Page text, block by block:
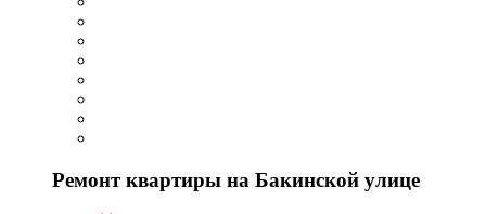
Ремонт квартиры на Бакинской улице